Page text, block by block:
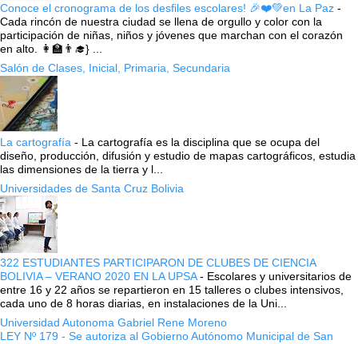
Conoce el cronograma de los desfiles escolares! 🎉❤️💚en La Paz -
Cada rincón de nuestra ciudad se llena de orgullo y color con la
participación de niñas, niños y jóvenes que marchan con el corazón
en alto. 👩‍🏫👨‍🎓} ...
Salón de Clases, Inicial, Primaria, Secundaria
La cartografía - La cartografía es la disciplina que se ocupa del
diseño, producción, difusión y estudio de mapas cartográficos, estudia
las dimensiones de la tierra y l...
Universidades de Santa Cruz Bolivia
322 ESTUDIANTES PARTICIPARON DE CLUBES DE CIENCIA
BOLIVIA – VERANO 2020 EN LA UPSA- Escolares y universitarios de
entre 16 y 22 años se repartieron en 15 talleres o clubes intensivos,
cada uno de 8 horas diarias, en instalaciones de la Uni...
Universidad Autonoma Gabriel Rene Moreno
LEY Nº 179 - Se autoriza al Gobierno Autónomo Municipal de San